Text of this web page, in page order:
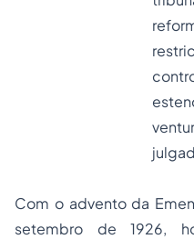
Com o advento da
setembro de 1926,